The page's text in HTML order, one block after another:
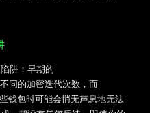
阱：早期的
同的加密迭代次数，而
钱包时可能会悄无声息地无法